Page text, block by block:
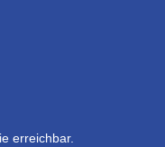
erreichbar.